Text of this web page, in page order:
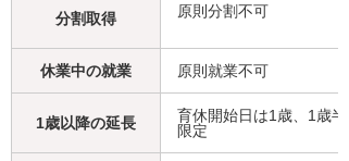
分割取得 原則分割不可
休業中の就業 原則就業不可
1歳以降の延長
育休開始日は1歳、1歳半
限定